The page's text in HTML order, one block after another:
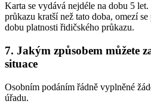
Karta se vydává nejdéle na dobu 5
průkazu kratší než tato doba, omezí
dobu platnosti řidičského průkazu.
7. Jakým způsobem můžete
situace
Osobním podáním řádně vyplněné
úřadu.